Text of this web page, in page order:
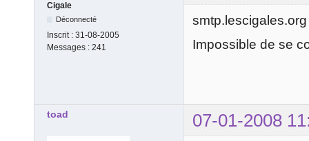
Cigale
Déconnecté
Inscrit : 31-08-2005
Messages : 241
smtp.lescigales.org
Impossible de se
toad 07-01-2008